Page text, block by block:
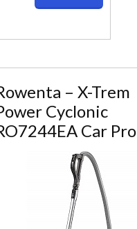
– X-Trem
Cyclonic
Car Pro